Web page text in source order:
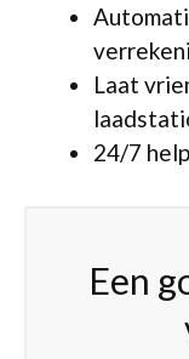
Laat
24/7
Een